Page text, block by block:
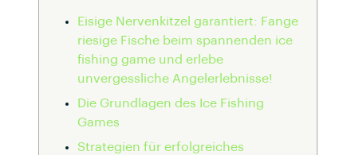
Eisige Nervenkitzel garantiert: Fange
riesige Fische beim spannenden ice
fishing game und erlebe
unvergessliche Angelerlebnisse!
Die Grundlagen des Ice Fishing
Games
Strategien für erfolgreiches